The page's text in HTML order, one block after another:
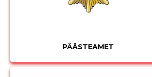
PÄÄSTEAMET